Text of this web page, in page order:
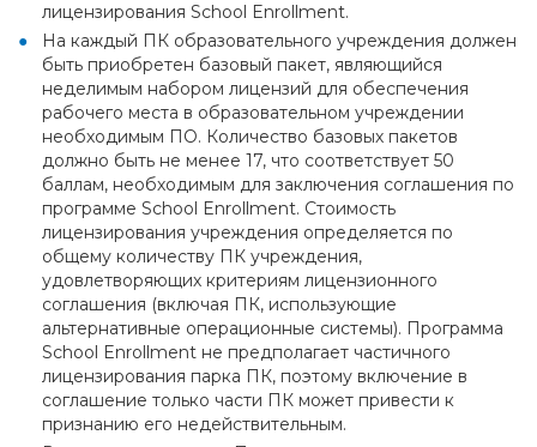
лицензирования School Enrollment.
На каждый ПК образовательного учреждения должен
быть приобретен базовый пакет, являющийся
неделимым набором лицензий для обеспечения
рабочего места в образовательном учреждении
необходимым ПО. Количество базовых пакетов
должно быть не менее 17, что соответствует 50
баллам, необходимым для заключения соглашения по
программе School Enrollment. Стоимость
лицензирования учреждения определяется по
общему количеству ПК учреждения,
удовлетворяющих критериям лицензионного
соглашения (включая ПК, использующие
альтернативные операционные системы). Программа
School Enrollment не предполагает частичного
лицензирования парка ПК, поэтому включение в
соглашение только части ПК может привести к
признанию его недействительным.